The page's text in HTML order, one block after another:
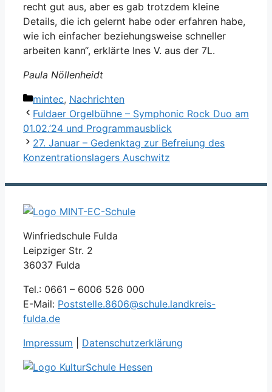
recht gut aus, aber es gab trotzdem kleine
Details, die ich gelernt habe oder erfahren habe,
wie ich einfacher beziehungsweise schneller
arbeiten kann“, erklärte Ines V. aus der 7L.
Paula Nöllenheidt
Kategorien
mintec, Nachrichten
Fuldaer Orgelbühne – Symphonic Rock Duo am
01.02.’24 und Programmausblick
27. Januar – Gedenktag zur Befreiung des
Konzentrationslagers Auschwitz
Winfriedschule Fulda
Leipziger Str. 2
36037 Fulda
Tel.: 0661 – 6006 526 000
E-Mail: Poststelle.8606@schule.landkreis-
fulda.de
Impressum
Datenschutzerklärung